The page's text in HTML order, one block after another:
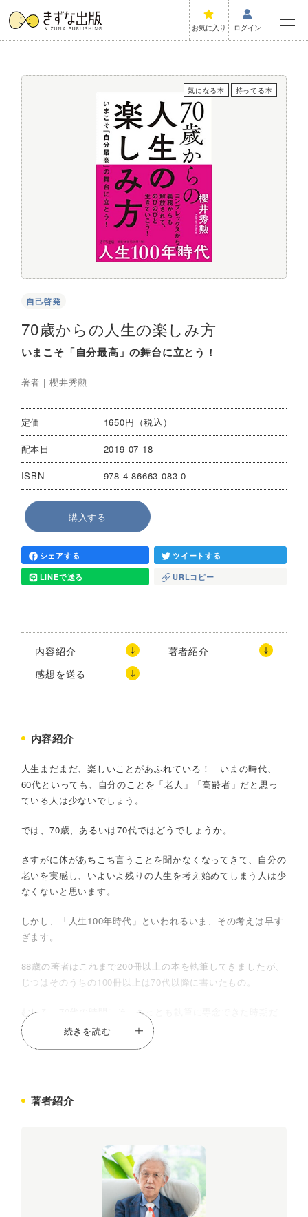
お気に入り ログイン
気になる本 持ってる本
自己啓発
70歳からの人生の楽しみ方
いまこそ「自分最高」の舞台に立とう！
著者｜ 櫻井秀勲
定価 1650円（税込）
配本日 2019-07-18
ISBN 978-4-86663-083-0
購入する
シェアする ツイートする
LINEで送る URLコピー
内容紹介
著者紹介
感想を送る
内容紹介
人生まだまだ、楽しいことがあふれている！ いまの時代、
60代といっても、自分のことを「老人」「高齢者」だと思っ
ている人は少ないでしょう。
では、70歳、あるいは70代ではどうでしょうか。
さすがに体があちこち言うことを聞かなくなってきて、自分の
老いを実感し、いよいよ残りの人生を考え始めてしまう人は少
なくないと思います。
しかし、「人生100年時代」といわれるいま、その考えは早す
ぎます。
88歳の著者はこれまで200冊以上の本を執筆してきましたが、
じつはそのうちの100冊以上は70代以降に書いたもの。
むしろ、70代の時間こそ、もっとも執筆に専念できた時期だ
ったのです。
そのためのアドバイスをこの1冊にまとめました。
第1章 「歩ける」「食べられる」を長く保つ／第2章 「未知の
人」「未知の世界」に触れてみる／第3章 「使えるお金」「使
えないお金」を使い分ける／第4章 「病気をしたとき」「ケガ
続きを読む
著者紹介